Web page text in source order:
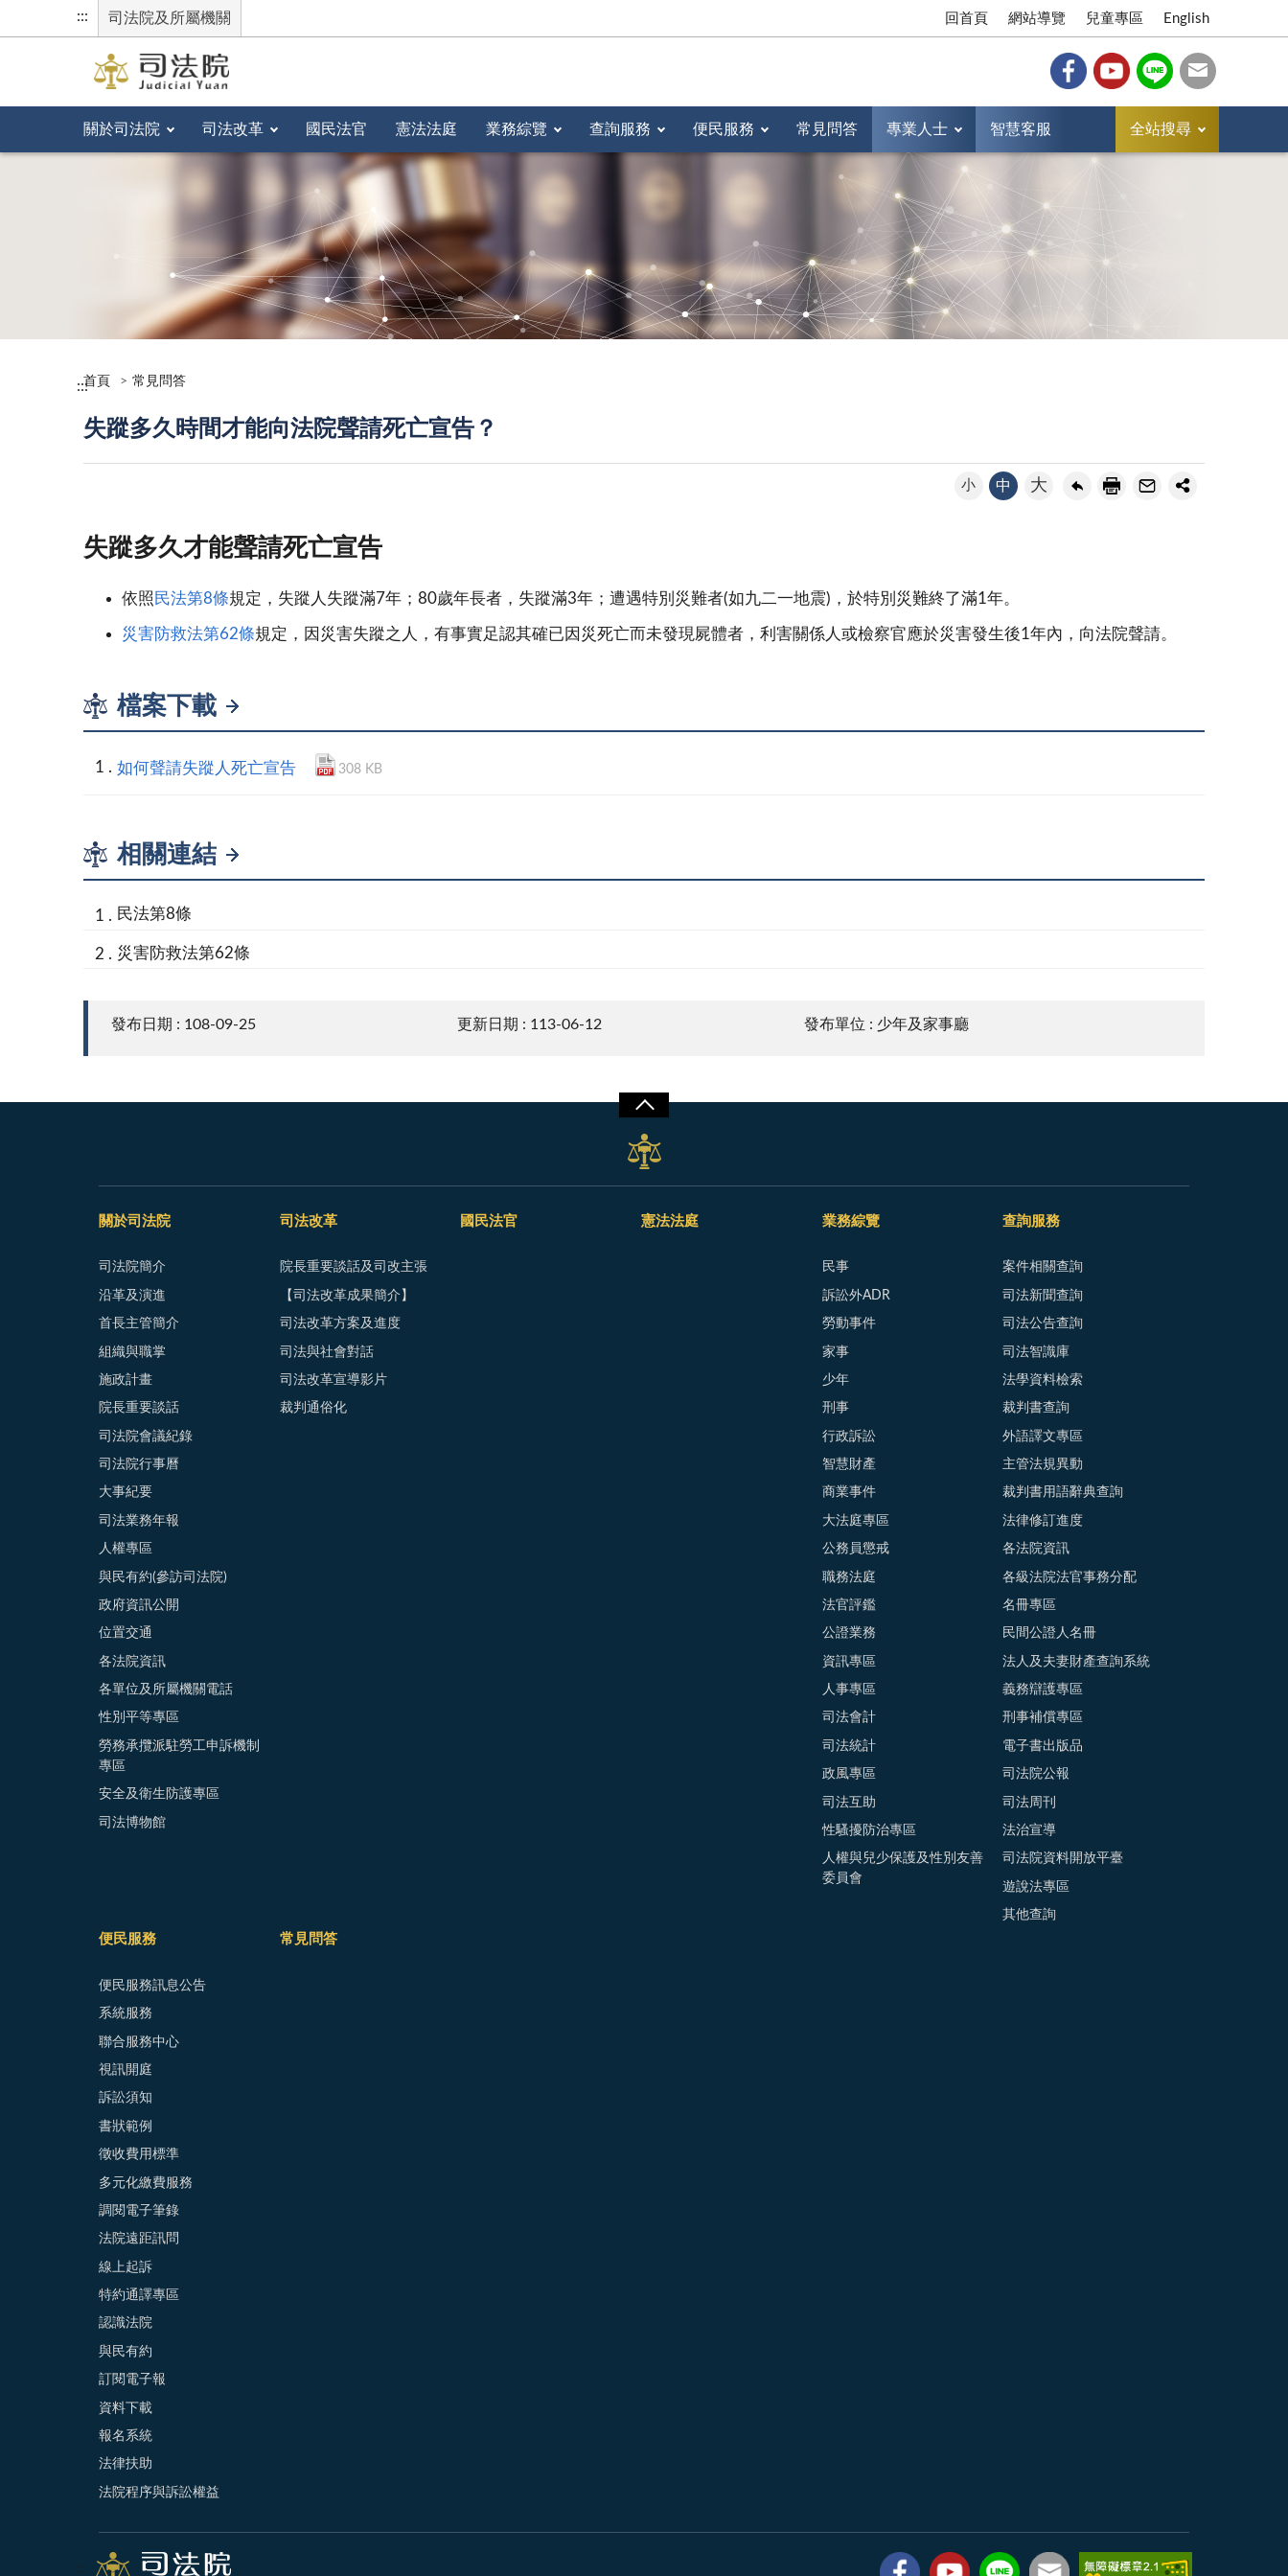
::: 司法院及所屬機關 回首頁 網站導覽 兒童專區 English
關於司法院 司法改革 國民法官 憲法法庭 業務綜覽 查詢服務 便民服務 常見問答 專業人士 智慧客服 全站搜尋
:::首頁 常見問答
失蹤多久時間才能向法院聲請死亡宣告？
小 中 大
失蹤多久才能聲請死亡宣告
依照 民法第8條規定，失蹤人失蹤滿7年；80歲年長者，失蹤滿3年；遭遇特別災難者(如九二一地震)，於特別災難終了滿1年。
災害防救法第62條規定，因災害失蹤之人，有事實足認其確已因災死亡而未發現屍體者，利害關係人或檢察官應於災害發生後1年內，向法院聲請。
檔案下載
如何聲請失蹤人死亡宣告 308 KB
相關連結
民法第8條
災害防救法第62條
發布日期 : 108-09-25 更新日期 : 113-06-12 發布單位 : 少年及家事廳
關於司法院
司法院簡介
沿革及演進
首長主管簡介
組織與職掌
施政計畫
院長重要談話
司法院會議紀錄
司法院行事曆
大事紀要
司法業務年報
人權專區
與民有約(參訪司法院)
政府資訊公開
位置交通
各法院資訊
各單位及所屬機關電話
性別平等專區
勞務承攬派駐勞工申訴機制
專區
安全及衛生防護專區
司法博物館
司法改革
院長重要談話及司改主張
【司法改革成果簡介】
司法改革方案及進度
司法與社會對話
司法改革宣導影片
裁判通俗化
國民法官 憲法法庭 業務綜覽
民事
訴訟外ADR
勞動事件
家事
少年
刑事
行政訴訟
智慧財產
商業事件
大法庭專區
公務員懲戒
職務法庭
法官評鑑
公證業務
資訊專區
人事專區
司法會計
司法統計
政風專區
司法互助
性騷擾防治專區
人權與兒少保護及性別友善
委員會
查詢服務
案件相關查詢
司法新聞查詢
司法公告查詢
司法智識庫
法學資料檢索
裁判書查詢
外語譯文專區
主管法規異動
裁判書用語辭典查詢
法律修訂進度
各法院資訊
各級法院法官事務分配
名冊專區
民間公證人名冊
法人及夫妻財產查詢系統
義務辯護專區
刑事補償專區
電子書出版品
司法院公報
司法周刊
法治宣導
司法院資料開放平臺
遊說法專區
其他查詢
便民服務
便民服務訊息公告
系統服務
聯合服務中心
視訊開庭
訴訟須知
書狀範例
徵收費用標準
多元化繳費服務
調閱電子筆錄
法院遠距訊問
線上起訴
特約通譯專區
認識法院
與民有約
訂閱電子報
資料下載
報名系統
法律扶助
法院程序與訴訟權益
常見問答
:::